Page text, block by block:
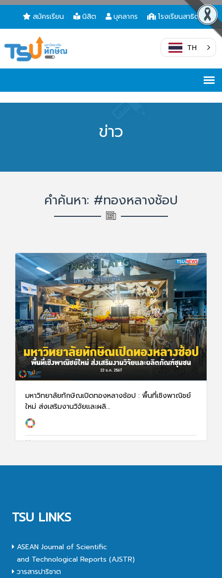
สมัครเรียน นิสิต บุคลากร โรงเรียนสาธิต
TH
ข่าว
คำค้นหา: #ทองหลางช้อป
มหาวิทยาลัยทักษิณเปิดทองหลางช้อป : พื้นที่เชิงพาณิชย์
ใหม่ ส่งเสริมงานวิจัยและผลิ...
TSU LINKS
ASEAN Journal of Scientific
and Technological Reports (AJSTR)
วารสารปาริชาต